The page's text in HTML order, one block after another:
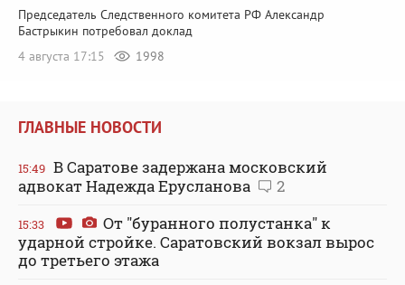
Председатель Следственного комитета РФ Александр
Бастрыкин потребовал доклад
4 августа 17:15
1998
ГЛАВНЫЕ НОВОСТИ
15:49 В Саратове задержана московский
адвокат Надежда Ерусланова
2
15:33
От "буранного полустанка" к
ударной стройке. Саратовский вокзал вырос
до третьего этажа